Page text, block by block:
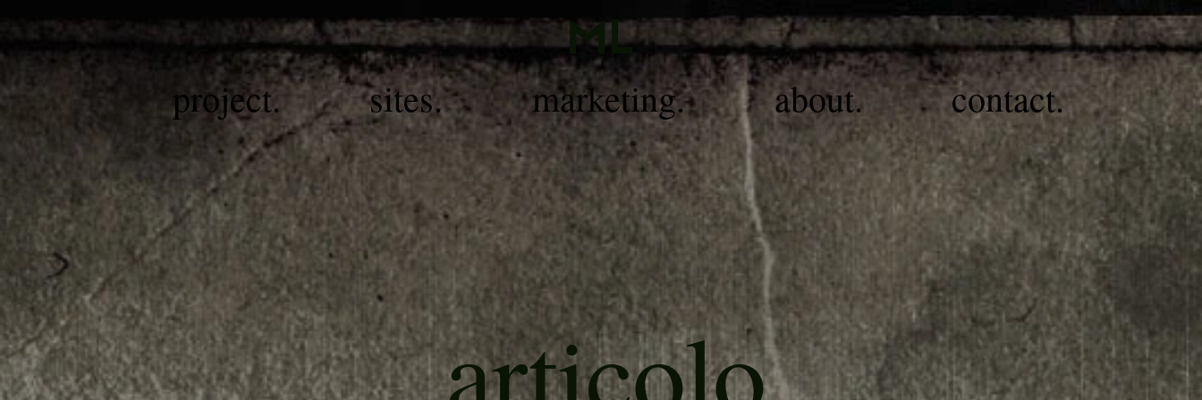
ML
project. sites. marketing. about. contact.